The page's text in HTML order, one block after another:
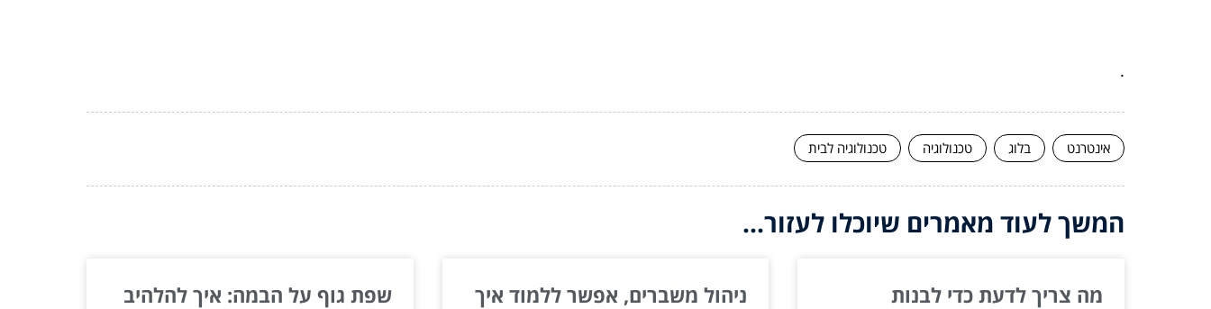
.
אינטרנט בלוג טכנולוגיה טכנולוגיה לבית
המשך לעוד מאמרים שיוכלו לעזור...
מה צריך לדעת כדי לבנות
ניהול משברים, אפשר ללמוד איך
שפת גוף על הבמה: איך להלהיב